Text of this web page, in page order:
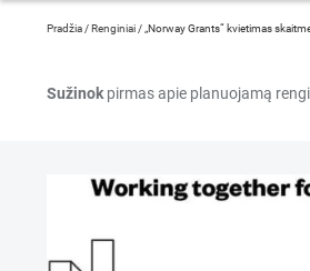
Pradžia /Renginiai / „Norway Grants“ kvietimas
Sužinok pirmas apie planuojamą